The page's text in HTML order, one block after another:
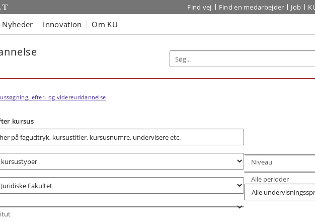
Find vej Find en medarbejder Job
Nyheder Innovation Om KU
efter- og videreuddannelse
kursus
Niveau
Alle perioder